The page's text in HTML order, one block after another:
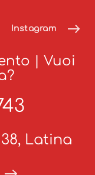
Instagram
Vuoi
Latina